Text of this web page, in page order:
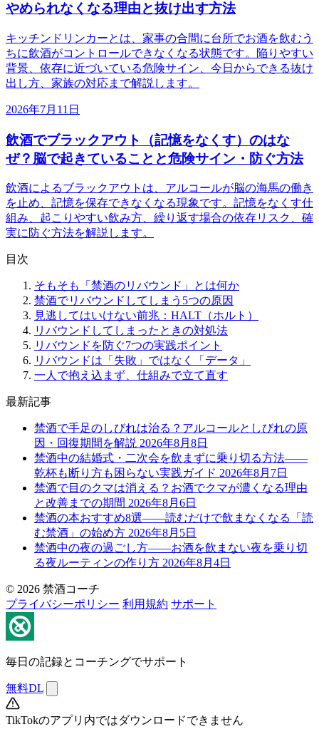
やめられなくなる理由と抜け出す方法
キッチンドリンカーとは、家事の合間に台所でお酒を飲むう
ちに飲酒がコントロールできなくなる状態です。陥りやすい
背景、依存に近づいている危険サイン、今日からできる抜け
出し方、家族の対応まで解説します。
2026年7月11日
飲酒でブラックアウト（記憶をなくす）のはな
ぜ？脳で起きていることと危険サイン・防ぐ方法
飲酒によるブラックアウトは、アルコールが脳の海馬の働き
を止め、記憶を保存できなくなる現象です。記憶をなくす仕
組み、起こりやすい飲み方、繰り返す場合の依存リスク、確
実に防ぐ方法を解説します。
目次
そもそも「禁酒のリバウンド」とは何か
禁酒でリバウンドしてしまう5つの原因
見逃してはいけない前兆：HALT（ホルト）
リバウンドしてしまったときの対処法
リバウンドを防ぐ7つの実践ポイント
リバウンドは「失敗」ではなく「データ」
一人で抱え込まず、仕組みで立て直す
最新記事
禁酒で手足のしびれは治る？アルコールとしびれの原
因・回復期間を解説 2026年8月8日
禁酒中の結婚式・二次会を飲まずに乗り切る方法——
乾杯も断り方も困らない実践ガイド 2026年8月7日
禁酒で目のクマは消える？お酒でクマが濃くなる理由
と改善までの期間 2026年8月6日
禁酒の本おすすめ8選——読むだけで飲まなくなる「読
む禁酒」の始め方 2026年8月5日
禁酒中の夜の過ごし方——お酒を飲まない夜を乗り切
る夜ルーティンの作り方 2026年8月4日
© 2026 禁酒コーチ
プライバシーポリシー 利用規約 サポート
毎日の記録とコーチングでサポート
無料DL
TikTokのアプリ内ではダウンロードできません